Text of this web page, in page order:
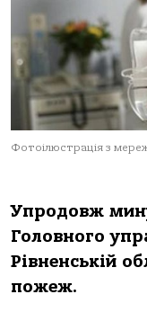
Фотоілюстрація з
Упродовж
Головного
Рівненській
пожеж.